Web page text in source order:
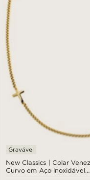
New Classics | Colar
Curvo em Aço inoxidável
Gravável